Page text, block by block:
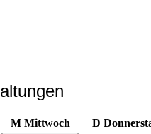
M Mittwoch D